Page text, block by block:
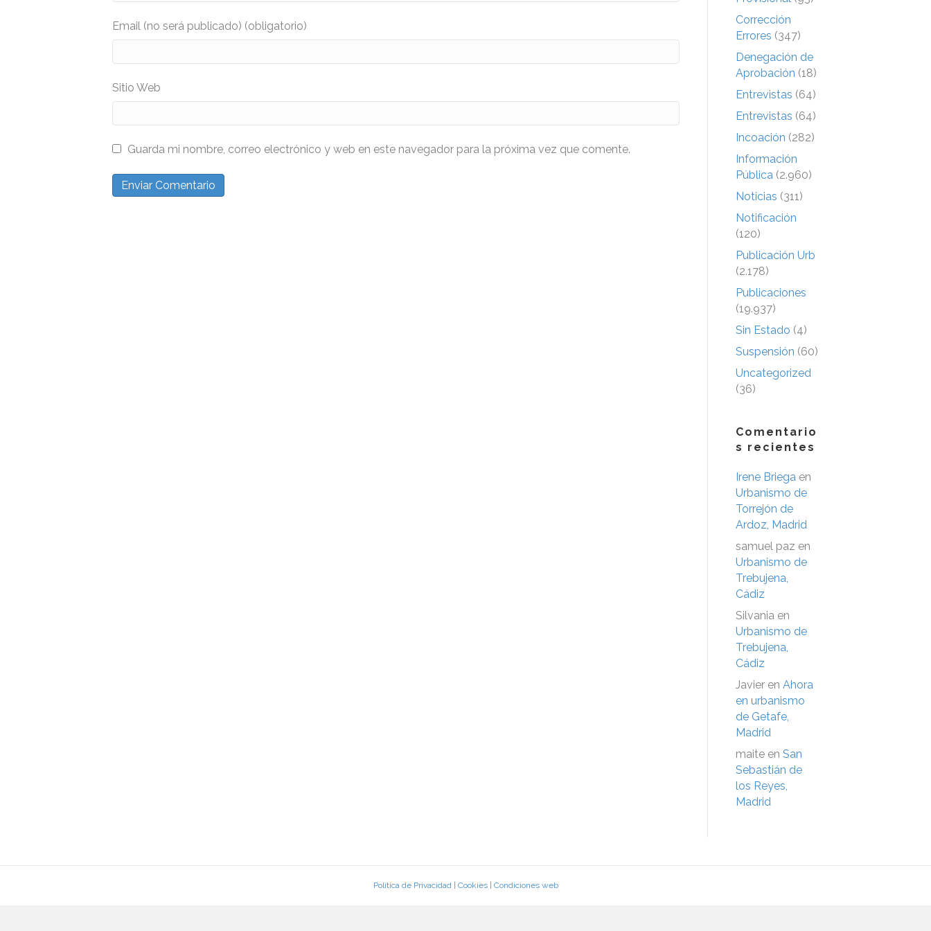
Email (no será publicado) (obligatorio)
Sitio Web
Guarda mi nombre, correo electrónico y web en este navegador para la próxima vez que comente.
Corrección
Errores (347)
Denegación de
Aprobación (18)
Entrevistas (64)
Entrevistas (64)
Incoación (282)
Información
Pública (2.960)
Noticias (311)
Notificación
(120)
Publicación Urb
(2.178)
Publicaciones
(19.937)
Sin Estado (4)
Suspensión (60)
Uncategorized
(36)
Comentario
s recientes
Irene Briega en
Urbanismo de
Torrejón de
Ardoz, Madrid
samuel paz en
Urbanismo de
Trebujena,
Cádiz
Silvania en
Urbanismo de
Trebujena,
Cádiz
Javier en Ahora
en urbanismo
de Getafe,
Madrid
maite en San
Sebastián de
los Reyes,
Madrid
Política de Privacidad| Cookies| Condiciones web